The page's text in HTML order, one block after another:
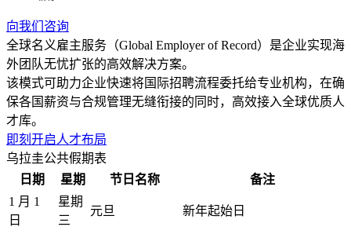
向我们咨询
全球名义雇主服务（Global Employer of Record）是企业实现海
外团队无忧扩张的高效解决方案。
该模式可助力企业快速将国际招聘流程委托给专业机构，在确
保各国薪资与合规管理无缝衔接的同时，高效接入全球优质人
才库。
即刻开启人才布局
乌拉圭公共假期表
日期
星期 节日名称
备注
1 月 1
日
星期
三
元旦 新年起始日